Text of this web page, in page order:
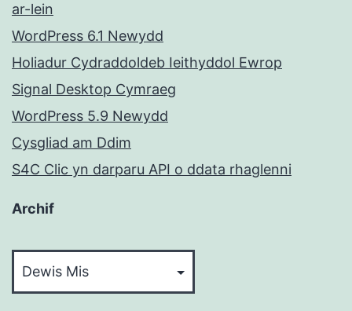
ar-lein
WordPress 6.1 Newydd
Holiadur Cydraddoldeb Ieithyddol Ewrop
Signal Desktop Cymraeg
WordPress 5.9 Newydd
Cysgliad am Ddim
S4C Clic yn darparu API o ddata rhaglenni
Archif